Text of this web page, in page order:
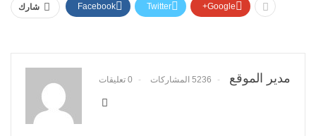
شارك Facebook Twitter Google+
مدير الموقع 5236 المشاركات 0 تعليقات